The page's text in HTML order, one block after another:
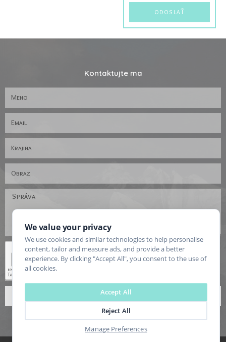
ODOSLAŤ
Kontaktujte ma
ODOSLAŤ
We value your privacy
We use cookies and similar technologies to help personalise
content, tailor and measure ads, and provide a better
experience. By clicking "Accept All", you consent to the use of
all cookies.
Accept All
Reject All
Manage Preferences